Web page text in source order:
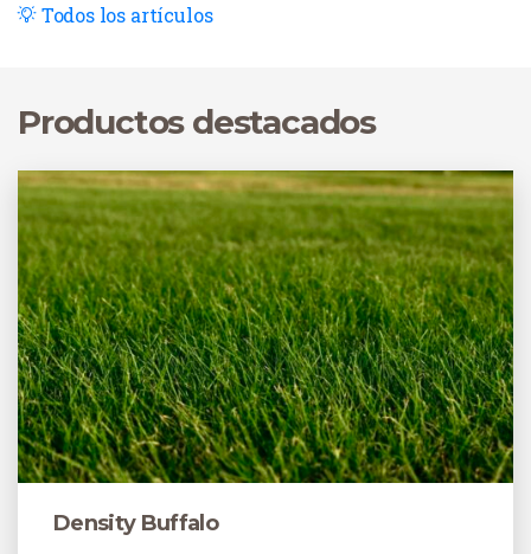
Todos los artículos
Productos destacados
Density Buffalo